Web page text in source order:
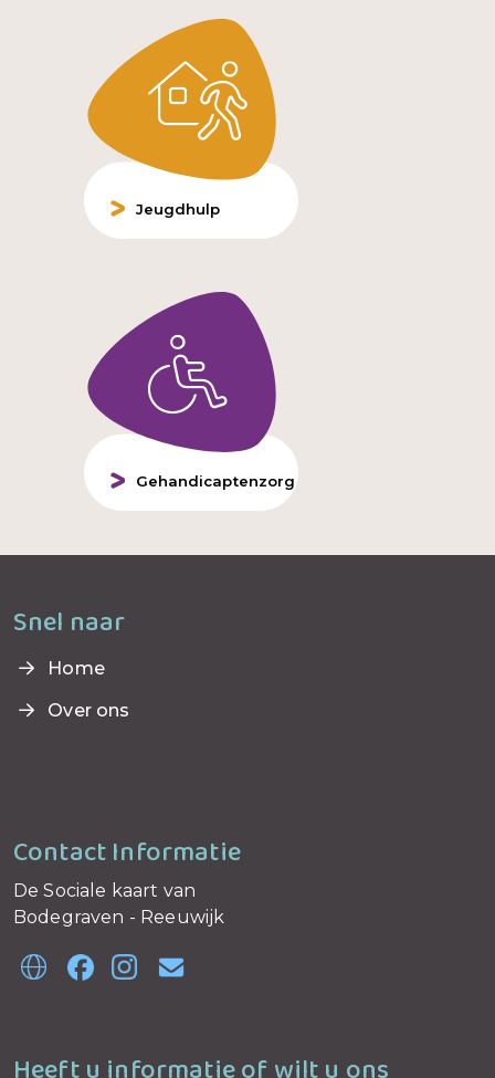
Jeugdhulp
Gehandicaptenzorg
Snel naar
Home
Over ons
Contact Informatie
De Sociale kaart van
Bodegraven - Reeuwijk